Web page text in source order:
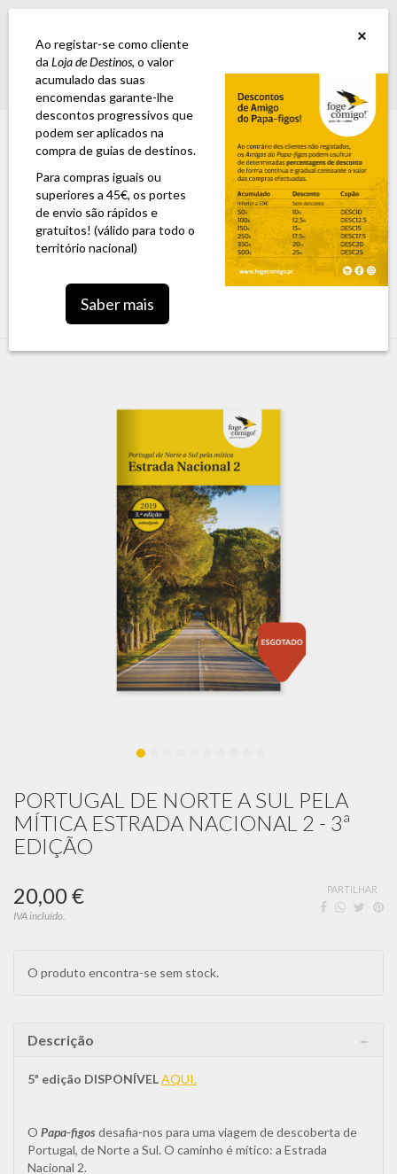
encomenda
Login 0,00 €
navigation
PORTUGAL DE NORTE A SUL PELA
MÍTICA ESTRADA NACIONAL 2 - 3ª
EDIÇÃO
20,00 €
IVA incluído.
PARTILHAR
O produto encontra-se sem stock.
Descrição
5ª edição DISPONÍVELAQUI.
O Papa-figosdesafia-nos para uma viagem de descoberta de
Portugal, de Norte a Sul. O caminho é mítico: a Estrada
Nacional 2.
×
Ao registar-se como cliente
da Loja de Destinos, o valor
acumulado das suas
encomendas garante-lhe
descontos progressivos que
podem ser aplicados na
compra de guias de destinos.
Para compras iguais ou
superiores a 45€, os portes
de envio são rápidos e
gratuitos! (válido para todo o
território nacional)
Saber mais